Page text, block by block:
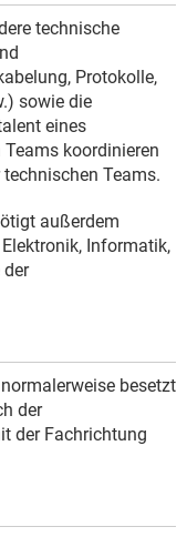
technische
Protokolle,
sowie die
eines
koordinieren
Teams.
außerdem
Informatik,
besetzt
der
der Fachrichtung